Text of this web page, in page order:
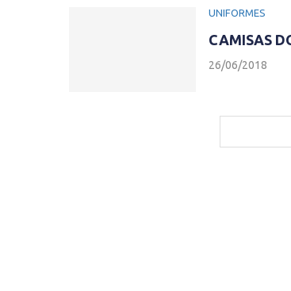
UNIFORMES
CAMISAS
26/06/2018